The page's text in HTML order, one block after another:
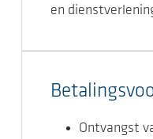
en
Ontvangst